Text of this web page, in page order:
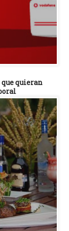
que quieran